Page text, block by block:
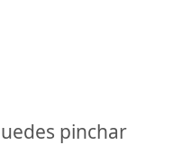
pinchar